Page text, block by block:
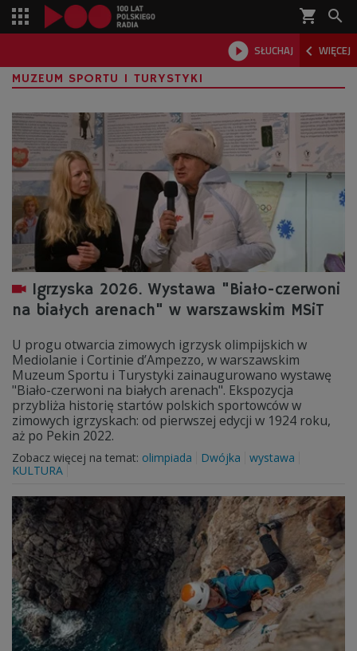
shopping_cart 
 SŁUCHAJ  WIĘCEJ

MUZEUM SPORTU I TURYSTYKI
Igrzyska 2026. Wystawa "Biało-czerwoni
na białych arenach" w warszawskim MSiT
U progu otwarcia zimowych igrzysk olimpijskich w
Mediolanie i Cortinie d’Ampezzo, w warszawskim
Muzeum Sportu i Turystyki zainaugurowano wystawę
"Biało-czerwoni na białych arenach". Ekspozycja
przybliża historię startów polskich sportowców w
zimowych igrzyskach: od pierwszej edycji w 1924 roku,
aż po Pekin 2022.
Zobacz więcej na temat: olimpiada Dwójka
wystawa
KULTURA